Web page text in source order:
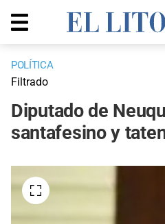
POLÍTICA
Filtrado
Diputado de
santafesino y